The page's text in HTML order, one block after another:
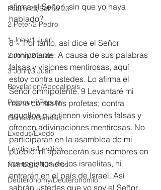
Psalm 23/Salmo 23
2 Peter/2 Pedro
1 John/1 Juan
2 John/2 Juan
3 John/3 Juan
Revelation/Apocalipsis
Potpourri/Popurrí
Genesis/Génesis
Exodus/Éxodo
Leviticus/Levítico
Numbers/Números
Deuteronomy/Deuteronomio
afirma el Señor’, sin que yo haya
hablado?
8 »”Por tanto, así dice el Señor
omnipotente: A causa de sus palabras
falsas y visiones mentirosas, aquí
estoy contra ustedes. Lo afirma el
Señor omnipotente. 9 Levantaré mi
mano contra los profetas; contra
aquellos que tienen visiones falsas y
ofrecen adivinaciones mentirosas. No
participarán en la asamblea de mi
pueblo, ni aparecerán sus nombres en
los registros de los israelitas, ni
entrarán en el país de Israel. Así
sabrán ustedes que yo soy el Señor